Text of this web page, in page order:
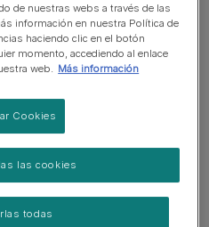
Gato Esterilizado Salmón y
de nuestras webs a través de las
información en nuestra Política de
haciendo clic en el botón
momento, accediendo al enlace
web.
Más información
Cookies
todas
las cookies